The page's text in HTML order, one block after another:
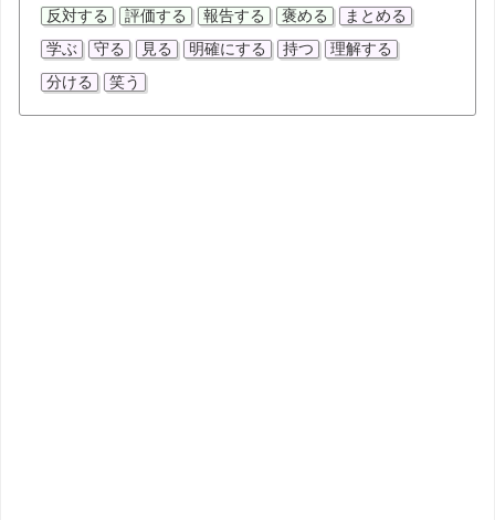
反対する
評価する 報告する 褒める
まとめる
学ぶ
守る 見る 明確にする 持つ
理解する
分ける
笑う